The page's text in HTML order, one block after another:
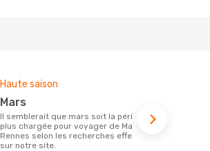
Haute saison
mars
Il semblerait que mars soit la période la
plus chargée pour voyager de Madrid à
Rennes selon les recherches effectuées
sur notre site.